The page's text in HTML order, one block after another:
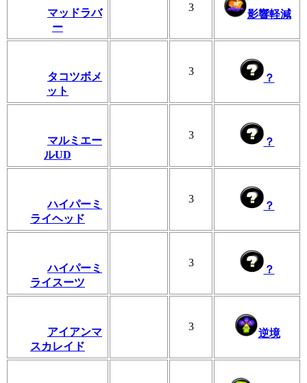
マッドラバ
ー
3
影響軽減
タコツボメ
ット
3
？
マルミエー
ルUD
3
？
ハイパーミ
ライヘッド
3
？
ハイパーミ
ライスーツ
3
？
アイアンマ
スカレイド
3
逆境